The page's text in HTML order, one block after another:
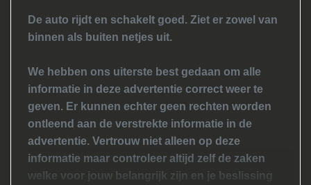
Warmtewerend glas
Achterbank in delen neerklapbaar
Airco
Bestuurdersstoel in hoogte verstelbaar
Elektrische ramen voor
De auto rijdt en schakelt goed. Ziet er zowel van
binnen als buiten netjes uit.
We hebben ons uiterste best gedaan om alle
informatie in deze advertentie correct weer te
geven. Er kunnen echter geen rechten worden
ontleend aan de verstrekte informatie in de
advertentie. Vertrouw niet alleen op deze
informatie maar controleer altijd zelf de zaken
welke voor jouw belangrijk zijn en je beslissing